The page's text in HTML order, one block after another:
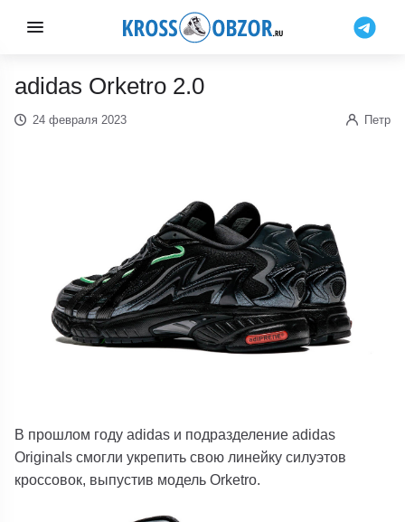
adidas Orketro 2.0
24 февраля 2023 Петр
В прошлом годуadidas и подразделение adidas
Originals смогли укрепить свою линейку силуэтов
кроссовок, выпустив модель Orketro.